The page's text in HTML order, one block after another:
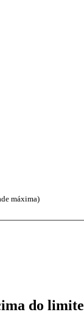
máxima)
do limite